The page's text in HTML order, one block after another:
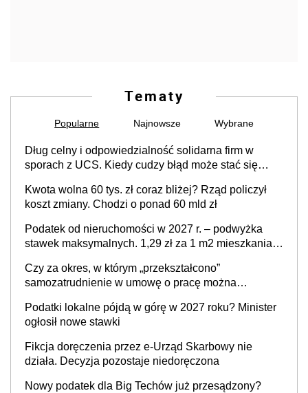
Tematy
Popularne Najnowsze Wybrane
Dług celny i odpowiedzialność solidarna firm w
sporach z UCS. Kiedy cudzy błąd może stać się
Kwota wolna 60 tys. zł coraz bliżej? Rząd policzył
koszt zmiany. Chodzi o ponad 60 mld zł
Podatek od nieruchomości w 2027 r. – podwyżka
stawek maksymalnych. 1,29 zł za 1 m2 mieszkania,
prowadzeniem działalności gospodarczej
Czy za okres, w którym „przekształcono”
samozatrudnienie w umowę o pracę można
cywilnoprawnej jedynym racjonalnym wyjściem
Podatki lokalne pójdą w górę w 2027 roku? Minister
ogłosił nowe stawki
Fikcja doręczenia przez e-Urząd Skarbowy nie
działa. Decyzja pozostaje niedoręczona
Nowy podatek dla Big Techów już przesądzony?